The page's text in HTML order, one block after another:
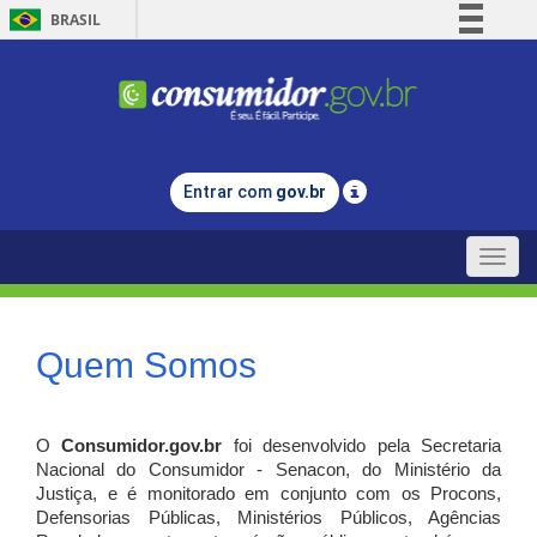
BRASIL
Comunica BR
Legislação
Entrar com gov.br
Toggle
Quem Somos
OConsumidor.gov.br
foi desenvolvido pela Secretaria
Nacional do Consumidor - Senacon, do Ministério da
Justiça, e é monitorado em conjunto com os Procons,
Defensorias Públicas, Ministérios Públicos, Agências